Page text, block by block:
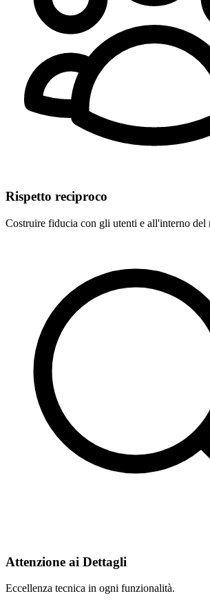
Rispetto reciproco
Costruire fiducia con gli utenti e all'interno del
Attenzione ai Dettagli
Eccellenza tecnica in ogni funzionalità.